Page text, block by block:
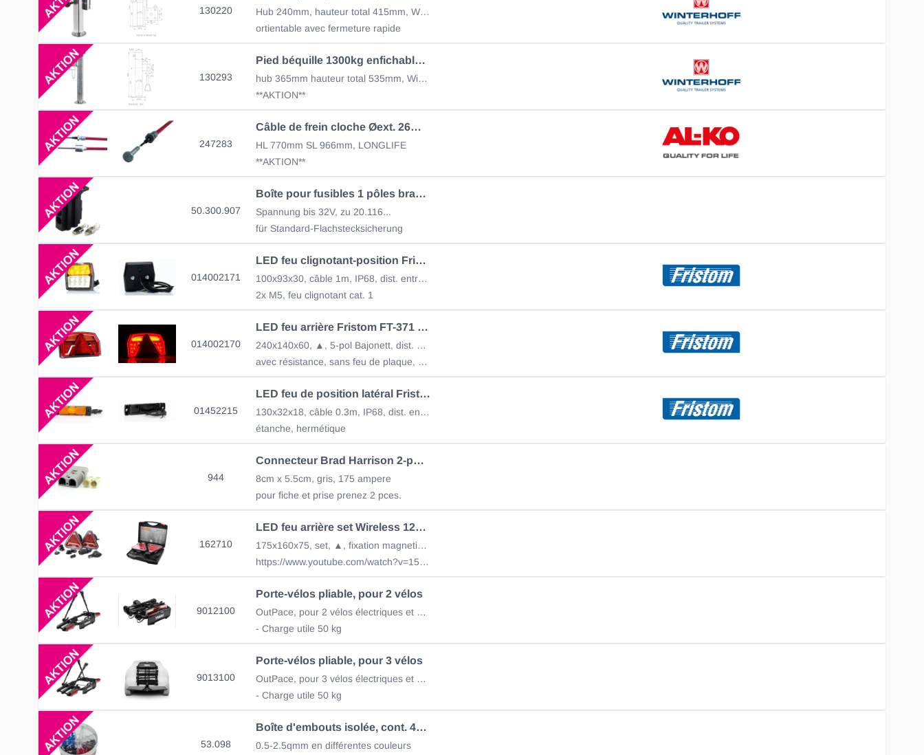
130220
Hub 240mm, hauteur total 415mm, Winterhoff
ortientable avec fermeture rapide
130293
Pied béquille 1300kg enfichable, sans manivelle 130293
hub 365mm hauteur total 535mm, Winterhoff
**AKTION**
247283
Câble de frein cloche Øext. 26mm / Pilz AL-KO 247283
HL 770mm SL 966mm, LONGLIFE
**AKTION**
50.300.907
Boîte pour fusibles 1 pôles branchement d'être plat 50.300.907
Spannung bis 32V, zu 20.116...
für Standard-Flachstecksicherung
014002171
LED feu clignotant-position Fristom FT-225 12/24V ga./dr.
100x93x30, câble 1m, IP68, dist. entraxe trous 45mm
2x M5, feu clignotant cat. 1
014002170
LED feu arrière Fristom FT-371 12/24V gauche/droite
240x140x60, ▲, 5-pol Bajonett, dist. entraxe trous 152mm
avec résistance, sans feu de plaque, 2x M6
01452215
LED feu de position latéral Fristom FT-017 12/24V
130x32x18, câble 0.3m, IP68, dist. entraxe trous 116mm
étanche, hermétique
944
Connecteur Brad Harrison 2-pol / 50qmm
8cm x 5.5cm, gris, 175 ampere
pour fiche et prise prenez 2 pces.
162710
LED feu arrière set Wireless 12V 162710
175x160x75, set, ▲, fixation magnetique
https://www.youtube.com/watch?v=15BhkxNRN-U
9012100
Porte-vélos pliable, pour 2 vélos
OutPace, pour 2 vélos électriques et VTT
- Charge utile 50 kg
9013100
Porte-vélos pliable, pour 3 vélos
OutPace, pour 3 vélos électriques et VTT
- Charge utile 50 kg
53.098
Boîte d'embouts isolée, cont. 400 pièces
0.5-2.5qmm en différentes couleurs